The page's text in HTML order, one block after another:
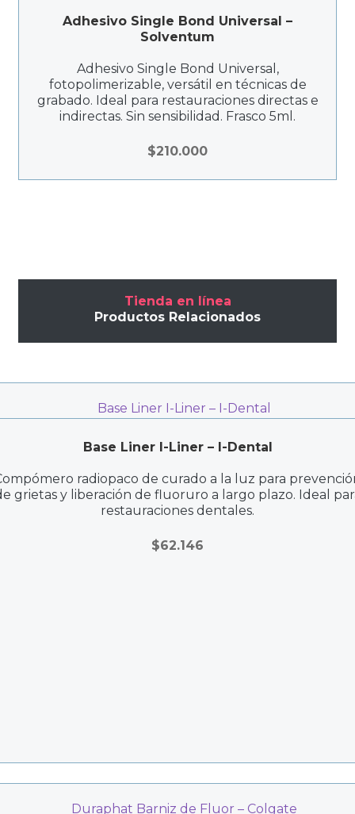
Adhesivo Single Bond Universal –
Solventum
Adhesivo Single Bond Universal,
fotopolimerizable, versátil en técnicas de
grabado. Ideal para restauraciones directas e
indirectas. Sin sensibilidad. Frasco 5ml.
$210.000
Tienda en línea
Productos Relacionados
Base Liner I-Liner – I-Dental
radiopaco de curado a la luz para
grietas y liberación de fluoruro a largo plazo. Ideal
restauraciones dentales.
$62.146